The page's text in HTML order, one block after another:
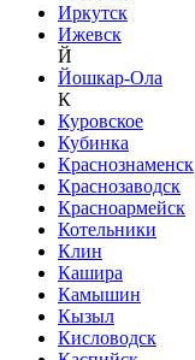
Иркутск
Ижевск
Й
Йошкар-Ола
К
Куровское
Кубинка
Краснознаменск
Краснозаводск
Красноармейск
Котельники
Клин
Кашира
Камышин
Кызыл
Кисловодск